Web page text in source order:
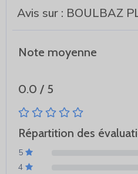
Avis sur : BOULBAZ
Note moyenne
0.0 / 5
Répartition des
5
4